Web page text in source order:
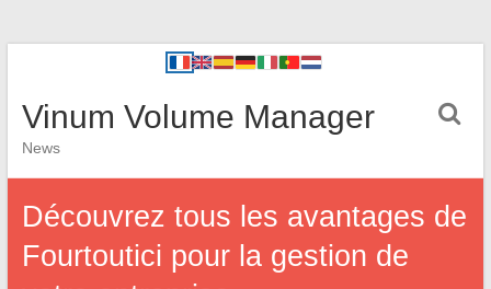
Vinum Volume Manager
News
Découvrez tous les avantages de
Fourtoutici pour la gestion de